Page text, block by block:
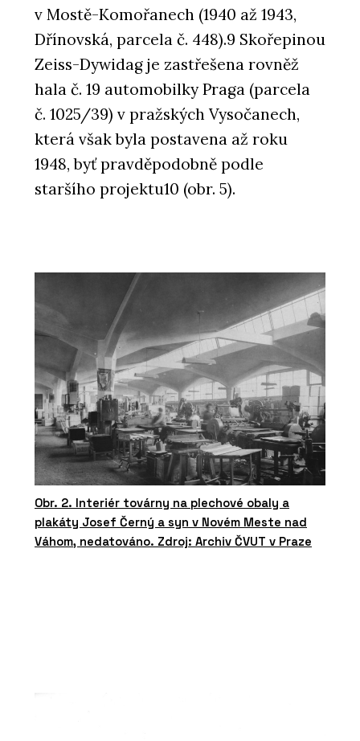
v Mostě-Komořanech (1940 až 1943,
Dřínovská, parcela č. 448).9 Skořepinou
Zeiss-Dywidag je zastřešena rovněž
hala č. 19 automobilky Praga (parcela
č. 1025/39) v pražských Vysočanech,
která však byla postavena až roku
1948, byť pravděpodobně podle
staršího projektu10 (obr. 5).
Obr. 2. Interiér továrny na plechové obaly a
plakáty Josef Černý a syn v Novém Meste nad
Váhom, nedatováno. Zdroj: Archiv ČVUT v Praze